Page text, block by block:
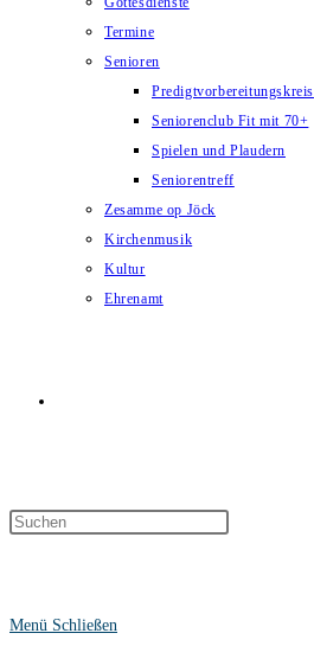
Termine
Senioren
Predigtvorbereitungskreis
Seniorenclub Fit mit 70+
Spielen und Plaudern
Seniorentreff
Zesamme op Jöck
Kirchenmusik
Kultur
Ehrenamt
Menü Schließen